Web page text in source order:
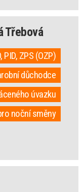
Třebová
ZPS (OZP)
důchodce
úvazku
noční směny